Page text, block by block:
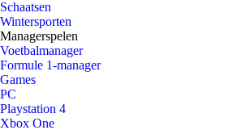
Schaatsen
Wintersporten
Managerspelen
Voetbalmanager
Formule 1-manager
Games
PC
Playstation 4
Xbox One